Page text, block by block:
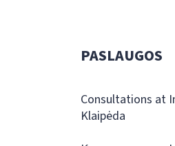
PASLAUGOS
Consultations at
Klaipėda